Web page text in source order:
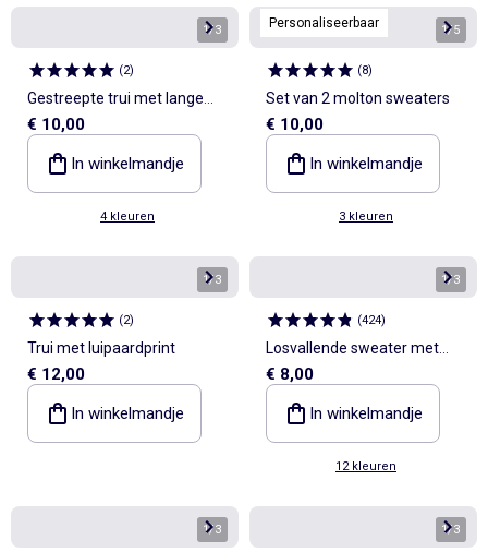
1/3
(2)
Gestreepte trui met lange
mouwen en polokraag
€ 10,00
In winkelmandje
4 kleuren
Personaliseerbaar 1/5
(8)
Set van 2 molton sweaters
€ 10,00
In winkelmandje
3 kleuren
1/3
(2)
Trui met luipaardprint
€ 12,00
In winkelmandje
1/3
(424)
Losvallende sweater met
print
€ 8,00
In winkelmandje
12 kleuren
1/3 1/3